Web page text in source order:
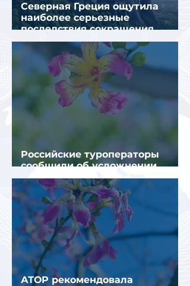
Северная Греция ощутила
наиболее серьезные
последствия сокращения
турпотока из России
Российские туроператоры
сообщили об усложнении
получения виз в Грецию
АТОР рекомендовала